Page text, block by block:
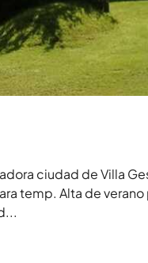
ciudad de Villa
temp. Alta de